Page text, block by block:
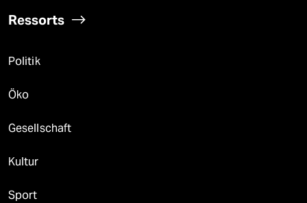
Ressorts
Politik
Öko
Gesellschaft
Kultur
Sport